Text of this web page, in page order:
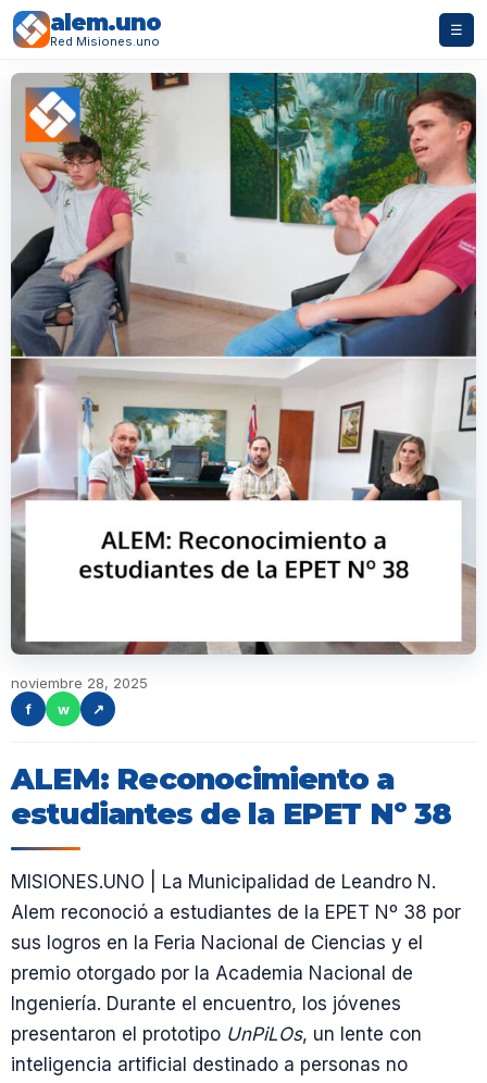
alem.uno
Red Misiones.uno
☰
noviembre 28, 2025
f
w ↗
ALEM: Reconocimiento a
estudiantes de la EPET Nº 38
MISIONES.UNO | La Municipalidad de Leandro N.
Alem reconoció a estudiantes de la EPET Nº 38 por
sus logros en la Feria Nacional de Ciencias y el
premio otorgado por la Academia Nacional de
Ingeniería. Durante el encuentro, los jóvenes
presentaron el prototipo UnPiLOs, un lente con
inteligencia artificial destinado a personas no